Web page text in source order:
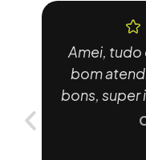
Amei, tudo
bom
bons, super